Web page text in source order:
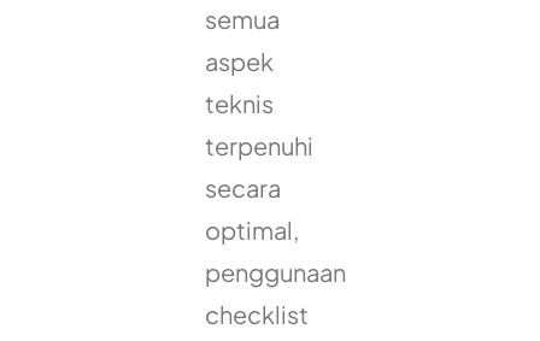
semua
aspek
teknis
terpenuhi
secara
optimal,
penggunaan
checklist